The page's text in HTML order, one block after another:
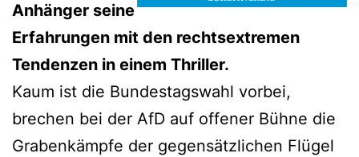
Anhänger seine
Erfahrungen mit den rechtsextremen
Tendenzen in einem Thriller.
Kaum ist die Bundestagswahl vorbei,
brechen bei der AfD auf offener Bühne die
Grabenkämpfe der gegensätzlichen Flügel